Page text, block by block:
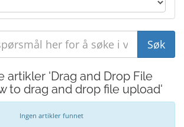
artikler 'Drag and Drop File
to drag and drop file upload'
Ingen artikler funnet